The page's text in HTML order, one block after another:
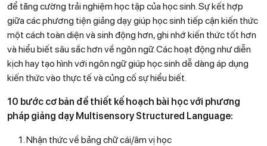
để tăng cường trải nghiệm học tập của học sinh. Sự kết hợp
giữa các phương tiện giảng dạy giúp học sinh tiếp cận kiến thức
một cách toàn diện và sinh động hơn, ghi nhớ kiến thức tốt hơn
và hiểu biết sâu sắc hơn về ngôn ngữ. Các hoạt động như diễn
kịch hay tạo hình với ngôn ngữ giúp học sinh dễ dàng áp dụng
kiến thức vào thực tế và củng cố sự hiểu biết.
10 bước cơ bản để thiết kế hoạch bài học với phương
pháp giảng dạy Multisensory Structured Language:
Nhận thức về bảng chữ cái/âm vị học